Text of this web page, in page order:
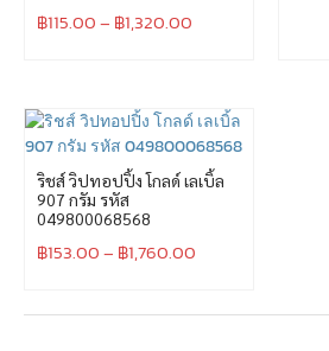
฿115.00– ฿1,320.00
ริชส์ วิปทอปปิ้ง โกลด์ เลเบิ้ล
907 กรัม รหัส
049800068568
฿153.00– ฿1,760.00